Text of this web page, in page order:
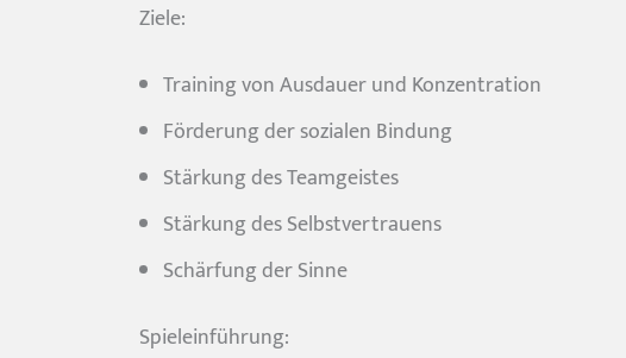
Ziele:
Training von Ausdauer und Konzentration
Förderung der sozialen Bindung
Stärkung des Teamgeistes
Stärkung des Selbstvertrauens
Schärfung der Sinne
Spieleinführung: